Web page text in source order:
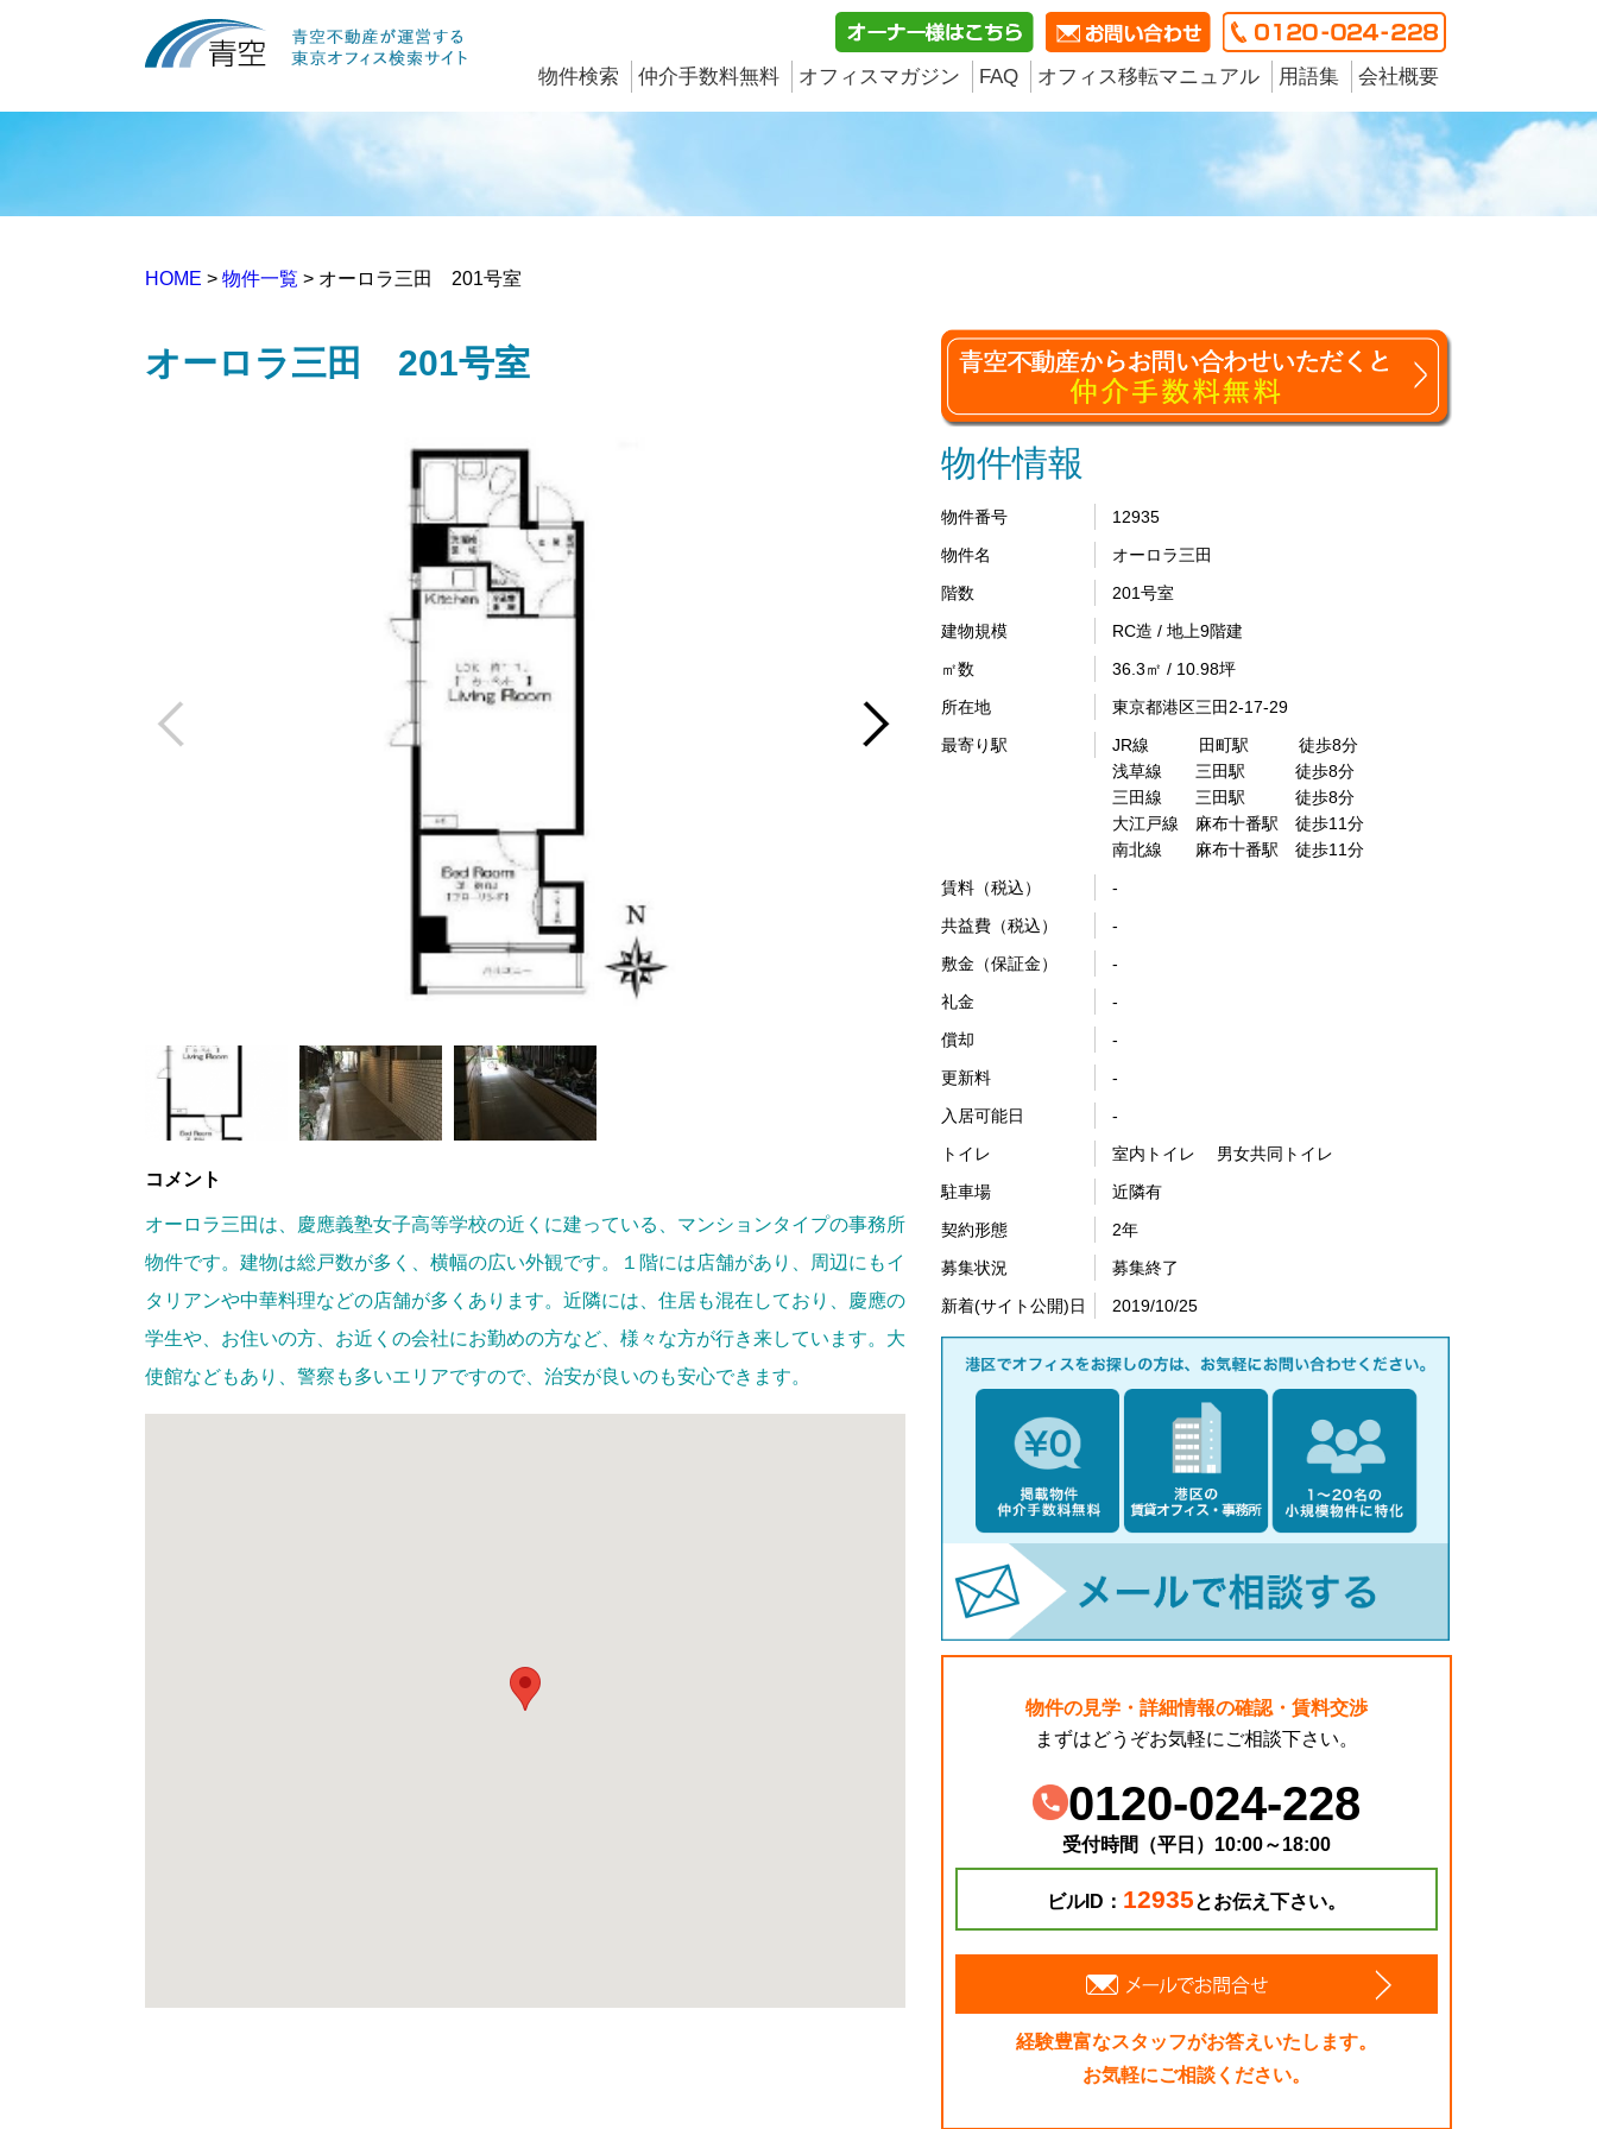
物件検索 仲介手数料無料 オフィスマガジン FAQ オフィス移転マニュアル 用語集 会社概要
HOME > 物件一覧 > オーロラ三田 201号室
オーロラ三田 201号室
コメント
オーロラ三田は、慶應義塾女子高等学校の近くに建っている、マンションタイプの事務所
物件です。建物は総戸数が多く、横幅の広い外観です。１階には店舗があり、周辺にもイ
タリアンや中華料理などの店舗が多くあります。近隣には、住居も混在しており、慶應の
学生や、お住いの方、お近くの会社にお勤めの方など、様々な方が行き来しています。大
使館などもあり、警察も多いエリアですので、治安が良いのも安心できます。
物件情報
物件番号
12935
物件名
オーロラ三田
階数
201号室
建物規模
RC造 / 地上9階建
㎡数
36.3㎡ / 10.98坪
所在地
東京都港区三田2-17-29
最寄り駅
JR線 田町駅 徒歩8分
浅草線 三田駅 徒歩8分
三田線 三田駅 徒歩8分
大江戸線 麻布十番駅 徒歩11分
南北線 麻布十番駅 徒歩11分
賃料（税込）
-
共益費（税込）
-
敷金（保証金）
-
礼金
-
償却
-
更新料
-
入居可能日
-
トイレ
室内トイレ 男女共同トイレ
駐車場
近隣有
契約形態
2年
募集状況
募集終了
新着(サイト公開)日
2019/10/25
物件の見学・詳細情報の確認・賃料交渉
まずはどうぞお気軽にご相談下さい。
0120-024-228
受付時間（平日）10:00～18:00
ビルID： 12935とお伝え下さい。
経験豊富なスタッフがお答えいたします。
お気軽にご相談ください。